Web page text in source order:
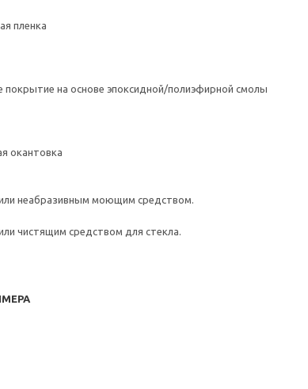
пленка
на основе эпоксидной/полиэфирной смолы
окантовка
неабразивным моющим средством.
чистящим средством для стекла.